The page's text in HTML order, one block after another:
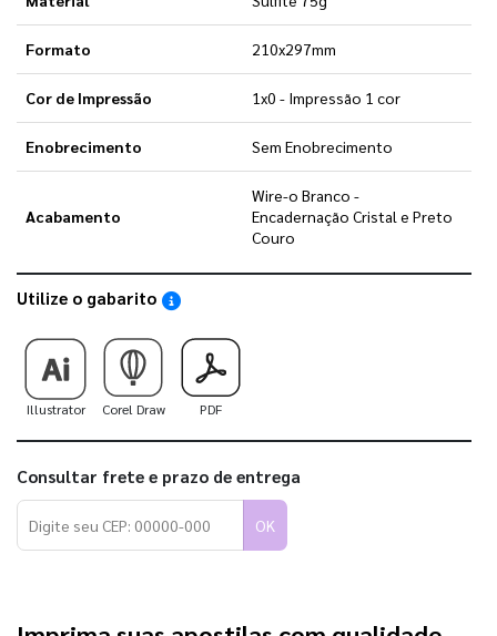
Formato 210x297mm
Cor de Impressão 1x0 - Impressão 1 cor
Enobrecimento Sem Enobrecimento
Acabamento
Wire-o Branco -
Encadernação Cristal e Preto
Couro
Utilize o gabarito Saiba como utilizar os nossos gabaritos
Illustrator Corel Draw PDF
Consultar frete e prazo de entrega
OK